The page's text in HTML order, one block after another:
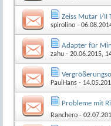
Zeiss Mutar I/II
spirolino -
Adapter für
zahu - 20.06.2015,
PaulHans -
Probleme mit
Ranchero -